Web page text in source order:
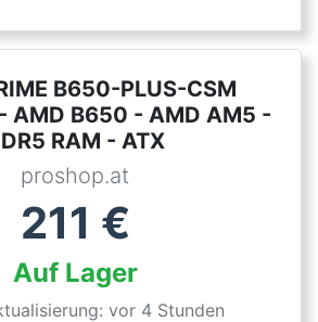
B650-PLUS-CSM
AMD B650 - AMD AM5 -
RAM - ATX
proshop.at
211 €
Auf Lager
vor 4 Stunden